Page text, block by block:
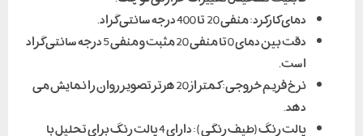
دمای کارکرد: منفی 20 تا 400 درجه سانتی گراد.
دقت بین دمای 0 تا منفی 20 مثبت و منفی 5 درجه سانتی گراد
است.
نرخ فریم خروجی: کمتر از 20 هرتز تصویر روان را نمایش می
دهد.
پالت رنگ(طیف رنگی): دارای 4 پالت رنگ برای تحلیل با